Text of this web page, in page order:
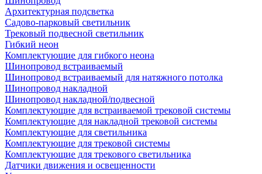
Архитектурная подсветка
Садово-парковый светильник
Трековый подвесной светильник
Гибкий неон
Комплектующие для гибкого неона
Шинопровод встраиваемый
Шинопровод встраиваемый для натяжного потолка
Шинопровод накладной
Шинопровод накладной/подвесной
Комплектующие для встраиваемой трековой системы
Комплектующие для накладной трековой системы
Комплектующие для светильника
Комплектующие для трековой системы
Комплектующие для трекового светильника
Датчики движения и освещенности